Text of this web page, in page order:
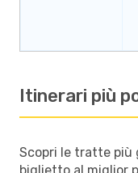
Itinerari più
Scopri le tratte